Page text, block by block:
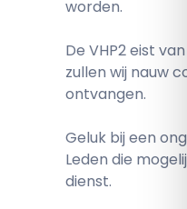
worden.
De VHP2 eist
zullen wij nauw
ontvangen.
Geluk bij een
Leden die
dienst.